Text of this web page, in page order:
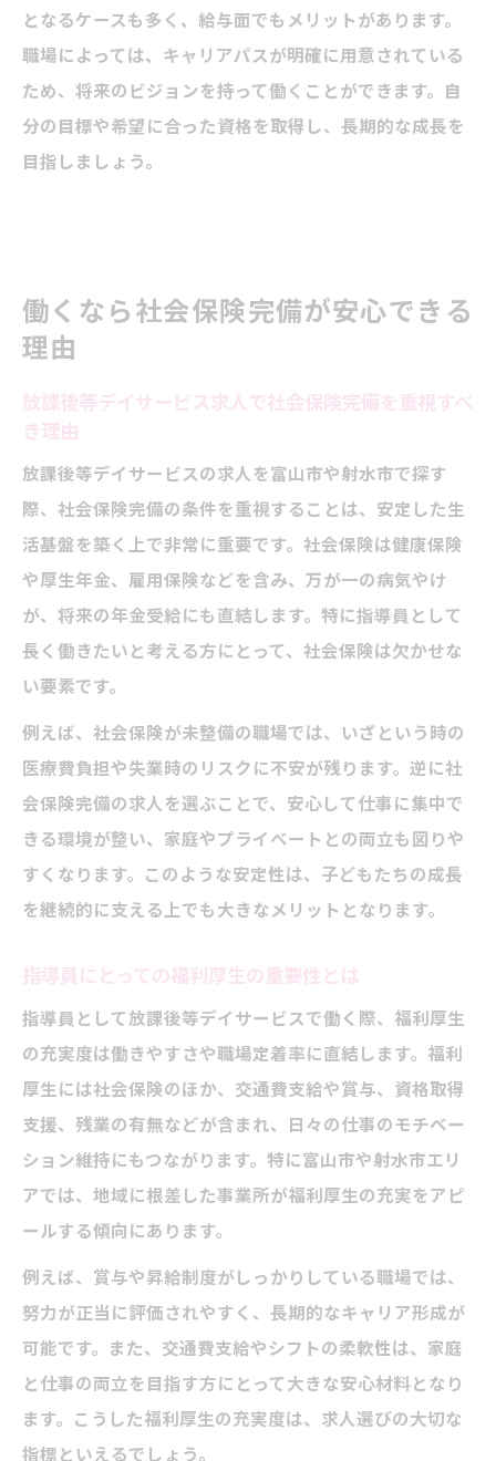
となるケースも多く、給与面でもメリットがあります。
職場によっては、キャリアパスが明確に用意されている
ため、将来のビジョンを持って働くことができます。自
分の目標や希望に合った資格を取得し、長期的な成長を
目指しましょう。
働くなら社会保険完備が安心できる
理由
放課後等デイサービス求人で社会保険完備を重視すべ
き理由
放課後等デイサービスの求人を富山市や射水市で探す
際、社会保険完備の条件を重視することは、安定した生
活基盤を築く上で非常に重要です。社会保険は健康保険
や厚生年金、雇用保険などを含み、万が一の病気やけ
が、将来の年金受給にも直結します。特に指導員として
長く働きたいと考える方にとって、社会保険は欠かせな
い要素です。
例えば、社会保険が未整備の職場では、いざという時の
医療費負担や失業時のリスクに不安が残ります。逆に社
会保険完備の求人を選ぶことで、安心して仕事に集中で
きる環境が整い、家庭やプライベートとの両立も図りや
すくなります。このような安定性は、子どもたちの成長
を継続的に支える上でも大きなメリットとなります。
指導員にとっての福利厚生の重要性とは
指導員として放課後等デイサービスで働く際、福利厚生
の充実度は働きやすさや職場定着率に直結します。福利
厚生には社会保険のほか、交通費支給や賞与、資格取得
支援、残業の有無などが含まれ、日々の仕事のモチベー
ション維持にもつながります。特に富山市や射水市エリ
アでは、地域に根差した事業所が福利厚生の充実をアピ
ールする傾向にあります。
例えば、賞与や昇給制度がしっかりしている職場では、
努力が正当に評価されやすく、長期的なキャリア形成が
可能です。また、交通費支給やシフトの柔軟性は、家庭
と仕事の両立を目指す方にとって大きな安心材料となり
ます。こうした福利厚生の充実度は、求人選びの大切な
指標といえるでしょう。